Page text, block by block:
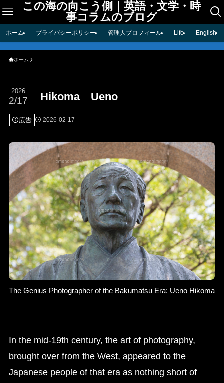
この海の向こう側｜英語・文学・時
事コラムのブログ
ホーム プライバシーポリシー 管理人プロフィール Life English
ホーム
Hikoma Ueno
2026
2/17
広告 2026-02-17
The Genius Photographer of the Bakumatsu Era: Ueno Hikoma
In the mid-19th century, the art of photography,
brought over from the West, appeared to the
Japanese people of that era as nothing short of